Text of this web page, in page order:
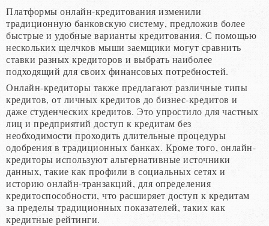
Платформы онлайн-кредитования изменили
традиционную банковскую систему, предложив более
быстрые и удобные варианты кредитования. С помощью
нескольких щелчков мыши заемщики могут сравнить
ставки разных кредиторов и выбрать наиболее
подходящий для своих финансовых потребностей.
Онлайн-кредиторы также предлагают различные типы
кредитов, от личных кредитов до бизнес-кредитов и
даже студенческих кредитов. Это упростило для частных
лиц и предприятий доступ к кредитам без
необходимости проходить длительные процедуры
одобрения в традиционных банках. Кроме того, онлайн-
кредиторы используют альтернативные источники
данных, такие как профили в социальных сетях и
историю онлайн-транзакций, для определения
кредитоспособности, что расширяет доступ к кредитам
за пределы традиционных показателей, таких как
кредитные рейтинги.